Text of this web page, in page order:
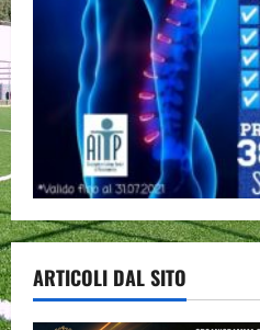
ARTICOLI DAL SITO